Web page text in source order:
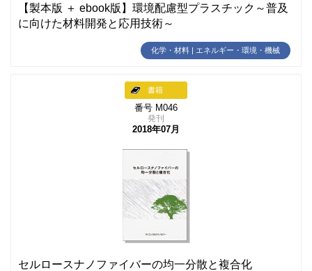
【製本版 ＋ ebook版】環境配慮型プラスチック～普及
に向けた材料開発と応用技術～
化学・材料 | エネルギー・環境・機械
書籍
番号 M046
発刊
2018年07月
セルロースナノファイバーの均一分散と複合化